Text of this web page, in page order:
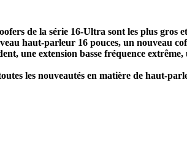
de la série 16-Ultra sont les plus gros
haut-parleur 16 pouces, un nouveau
une extension basse fréquence
les nouveautés en matière de haut-